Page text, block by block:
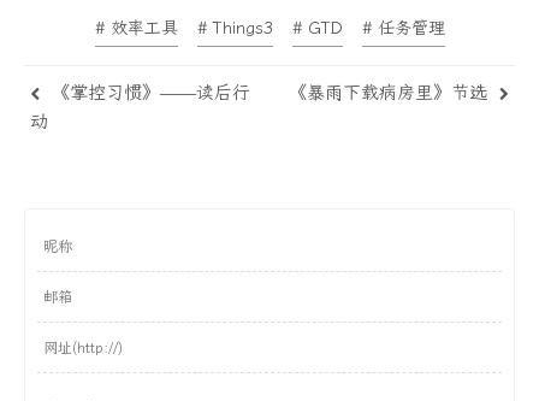
# 效率工具 # Things3 # GTD # 任务管理
《掌控习惯》——读后行
动
《暴雨下载病房里》节选